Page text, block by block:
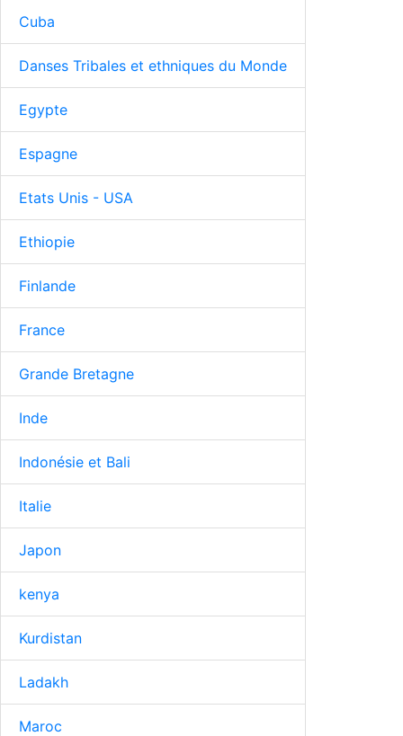
Cuba
Danses Tribales et ethniques du Monde
Egypte
Espagne
Etats Unis - USA
Ethiopie
Finlande
France
Grande Bretagne
Inde
Indonésie et Bali
Italie
Japon
kenya
Kurdistan
Ladakh
Maroc